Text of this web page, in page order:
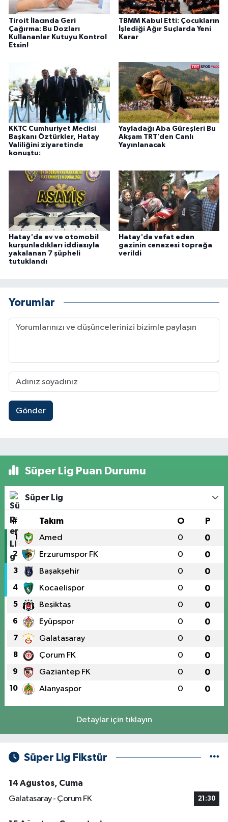
Tiroit İlacında Geri
Çağırma: Bu Dozları
Kullananlar Kutuyu Kontrol
Etsin!
TBMM Kabul Etti: Çocukların
İşlediği Ağır Suçlarda Yeni
Karar
KKTC Cumhuriyet Meclisi
Başkanı Öztürkler, Hatay
Valiliğini ziyaretinde
konuştu:
Yayladağı Aba Güreşleri Bu
Akşam TRT’den Canlı
Yayınlanacak
Hatay'da ev ve otomobil
kurşunladıkları iddiasıyla
yakalanan 7 şüpheli
tutuklandı
Hatay'da vefat eden
gazinin cenazesi toprağa
verildi
Yorumlar
Gönder
Süper Lig Puan Durumu
Süper Lig
# Takım O P
1 Amed 0 0
2 Erzurumspor FK 0 0
3 Başakşehir 0 0
4 Kocaelispor 0 0
5 Beşiktaş 0 0
6 Eyüpspor 0 0
7 Galatasaray 0 0
8 Çorum FK 0 0
9 Gaziantep FK 0 0
10 Alanyaspor 0 0
Detaylar için tıklayın
Süper Lig Fikstür
14 Ağustos, Cuma
Galatasaray - Çorum FK
21:30